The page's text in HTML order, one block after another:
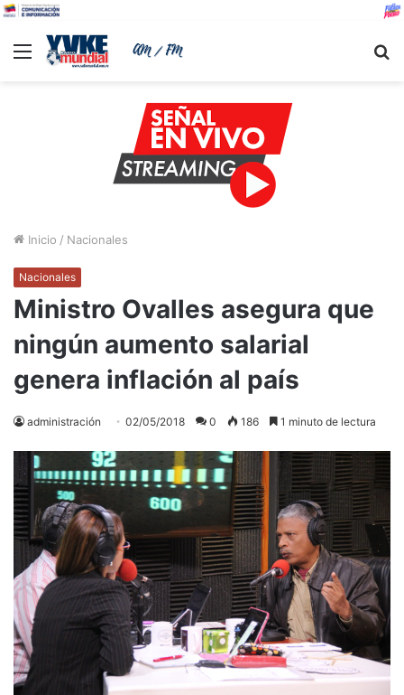
Menu
Inicio / Nacionales
Nacionales
Ministro Ovalles asegura que
ningún aumento salarial
genera inflación al país
administración 02/05/2018 0 186 1 minuto de lectura